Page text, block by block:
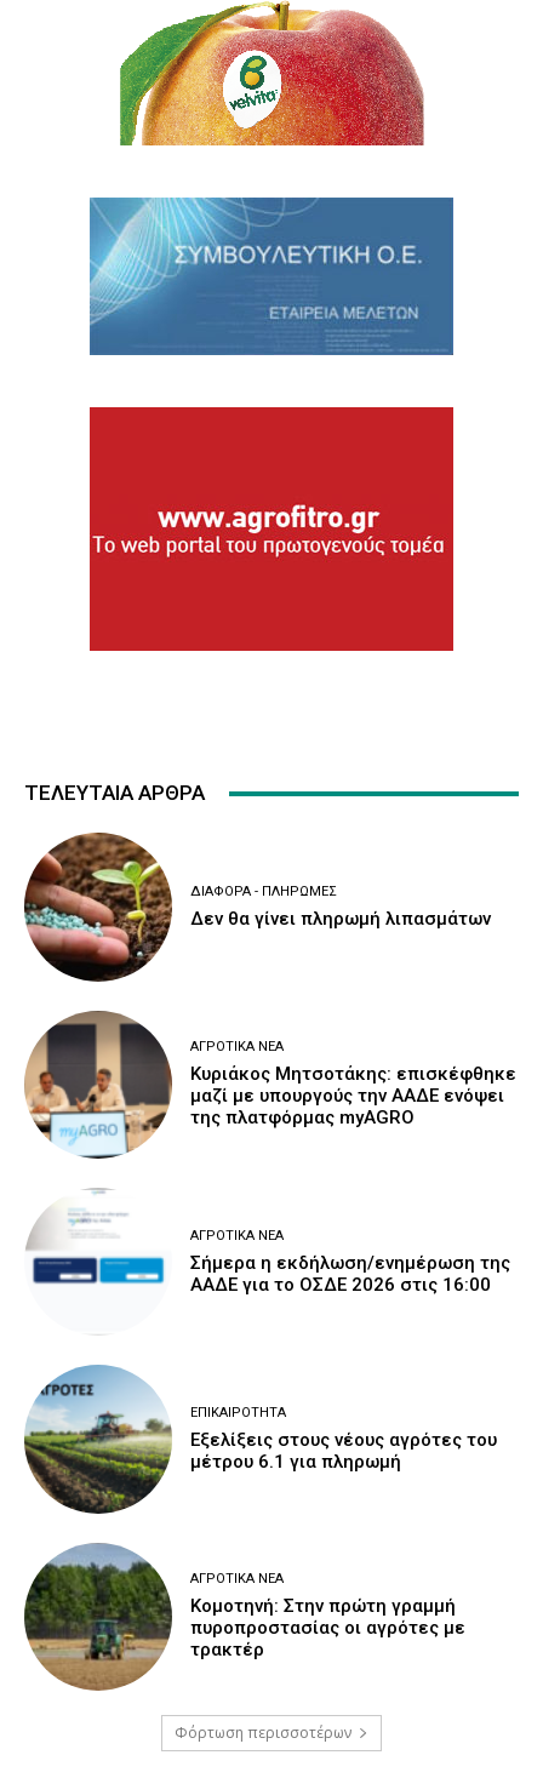
ΤΕΛΕΥΤΑΙΑ ΑΡΘΡΑ
ΔΙΆΦΟΡΑ - ΠΛΗΡΩΜΈΣ
Δεν θα γίνει πληρωμή λιπασμάτων
ΑΓΡΟΤΙΚΆ ΝΈΑ
Κυριάκος Μητσοτάκης: επισκέφθηκε
μαζί με υπουργούς την ΑΑΔΕ ενόψει
της πλατφόρμας myAGRO
ΑΓΡΟΤΙΚΆ ΝΈΑ
Σήμερα η εκδήλωση/ενημέρωση της
ΑΑΔΕ για το ΟΣΔΕ 2026 στις 16:00
ΕΠΙΚΑΙΡΌΤΗΤΑ
Εξελίξεις στους νέους αγρότες του
μέτρου 6.1 για πληρωμή
ΑΓΡΟΤΙΚΆ ΝΈΑ
Κομοτηνή: Στην πρώτη γραμμή
πυροπροστασίας οι αγρότες με
τρακτέρ
Φόρτωση περισσοτέρων